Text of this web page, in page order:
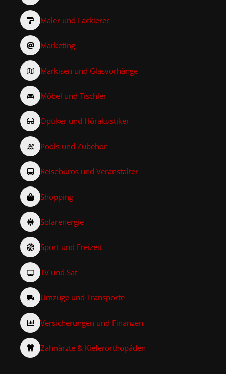
Maler und Lackierer
Marketing
Markisen und Glasvorhänge
Möbel und Tischler
Optiker und Hörakustiker
Pools und Zubehör
Reisebüros und Veranstalter
Shopping
Solarenergie
Sport und Freizeit
TV und Sat
Umzüge und Transporte
Versicherungen und Finanzen
Zahnärzte & Kieferorthopäden